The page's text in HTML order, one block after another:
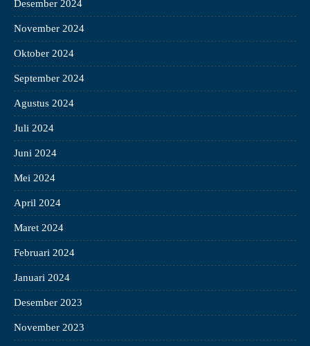
Desember 2024
November 2024
Oktober 2024
September 2024
Agustus 2024
Juli 2024
Juni 2024
Mei 2024
April 2024
Maret 2024
Februari 2024
Januari 2024
Desember 2023
November 2023